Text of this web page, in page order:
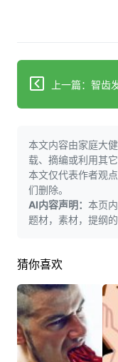
本文内容由家庭大
载、摘编或利用其
本文仅代表作者观
们删除。
AI内容声明： 本页
题材，素材，提纲
猜你喜欢